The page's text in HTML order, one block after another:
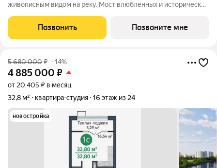
живописным видом на реку, Мост влюбленных и исторический
принципиально новой организацией общественных зон. Три
лепестка здания сходятся в большое
Позвонить Позвоните мне
5 680 000₽ –14%
4 885 000 ₽
от 20 405 ₽ в месяц
32,8 м²
квартира-студия 16 этаж из 24
новостройка